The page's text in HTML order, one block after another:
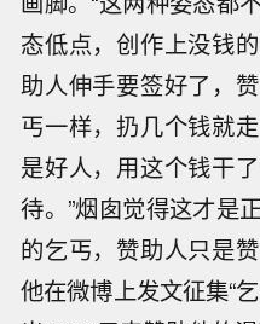
态低点，创作上没钱
助人伸手要签好了，
丐一样，扔几个钱就
是好人，用这个钱干
待。”烟囱觉得这才是
的乞丐，赞助人只是
他在微博上发文征集“